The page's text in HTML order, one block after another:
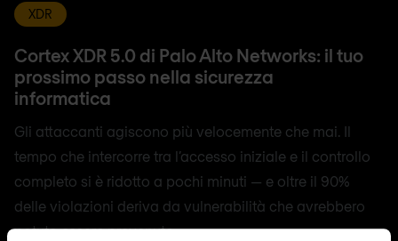
XDR
Cortex XDR 5.0 di Palo Alto Networks: il tuo
prossimo passo nella sicurezza
informatica
Gli attaccanti agiscono più velocemente che mai. Il
tempo che intercorre tra l’accesso iniziale e il controllo
completo si è ridotto a pochi minuti — e oltre il 90%
delle violazioni deriva da vulnerabilità che avrebbero
potuto essere prevenute.